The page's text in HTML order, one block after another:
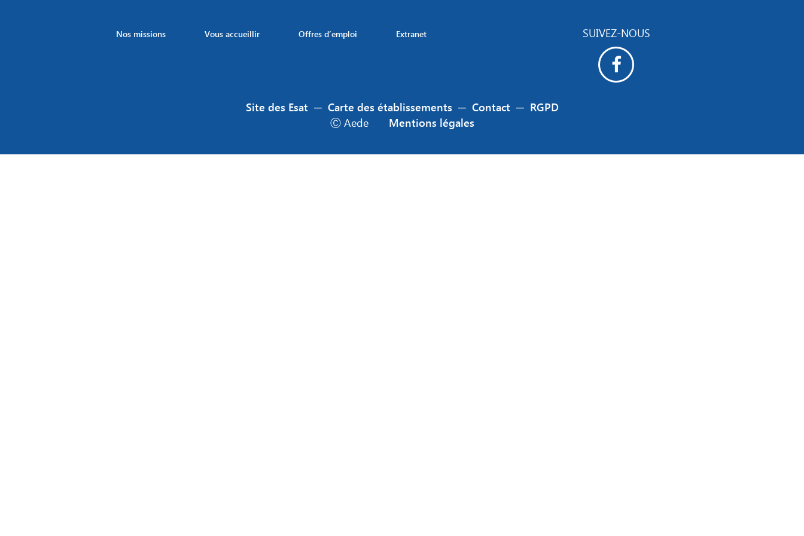
Nos missions Vous accueillir Offres d’emploi Extranet SUIVEZ-NOUS
Site des Esat ─ Carte des établissements ─ Contact ─ RGPD
Ⓒ Aede
Mentions légales